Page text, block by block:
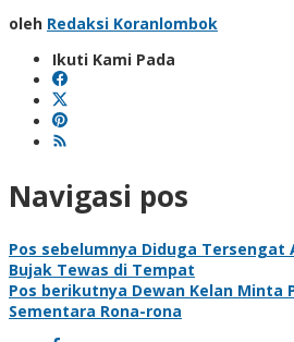
oleh Redaksi Koranlombok
Ikuti Kami Pada
Navigasi pos
Pos sebelumnya Diduga Tersengat
Bujak Tewas di Tempat
Pos berikutnya Dewan Kelan Minta
Sementara Rona-rona